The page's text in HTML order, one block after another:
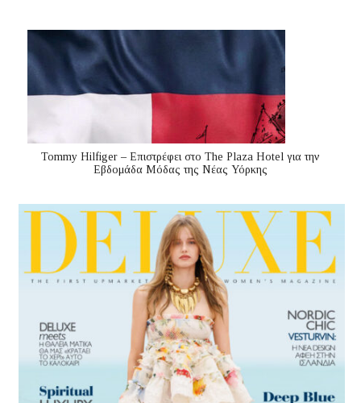
Tommy Hilfiger – Επιστρέφει στο The Plaza Hotel για την
Εβδομάδα Μόδας της Νέας Υόρκης